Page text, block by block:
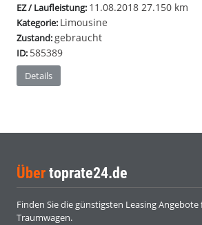
EZ / Laufleistung: 11.08.2018 27.150 km
Kategorie: Limousine
Zustand:gebraucht
ID: 585389
Details
Über toprate24.de
Finden Sie die günstigsten Leasing
Traumwagen.